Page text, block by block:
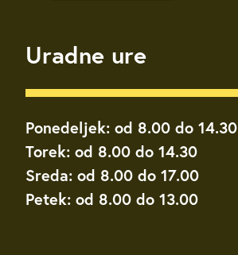
Uradne ure
Ponedeljek: od 8.00 do 14.30
Torek: od 8.00 do 14.30
Sreda: od 8.00 do 17.00
Petek: od 8.00 do 13.00